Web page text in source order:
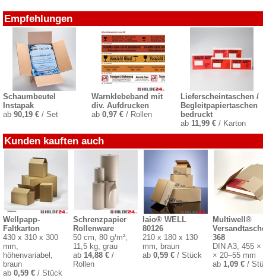
Empfehlungen
Schaumbeutel
Instapak
ab 90,19 € / Set
Warnklebeband mit
div. Aufdrucken
ab0,97 € / Rollen
Lieferscheintaschen /
Begleitpapiertaschen
bedruckt
ab 11,99 €/ Karton
Kunden kauften auch
Wellpapp-
Faltkarton
430 x 310 x 300
mm,
höhenvariabel,
braun
ab 0,59 € / Stück
Schrenzpapier
Rollenware
50 cm, 80 g/m²,
11,5 kg, grau
ab 14,88 €/
Rollen
laio® WELL
80126
210 x 180 x 130
mm, braun
ab0,59 € / Stück
Multiwell®
Versandtasche
368
DIN A3, 455 ×
× 20–55 mm
ab 1,09 €/